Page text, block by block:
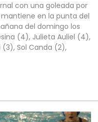
con una goleada por
en la punta del
del domingo los
(4), Julieta Auliel (4),
Sol Canda (2),